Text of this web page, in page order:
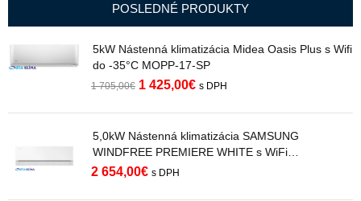
POSLEDNÉ PRODUKTY
5kW Nástenná klimatizácia Midea Oasis Plus s Wifi
do -35°C MOPP-17-SP
1 705,00€ 1 425,00€ s DPH
5,0kW Nástenná klimatizácia SAMSUNG
WINDFREE PREMIERE WHITE s WiFi
AR70H18C1AWNEU R32
2 654,00€ s DPH